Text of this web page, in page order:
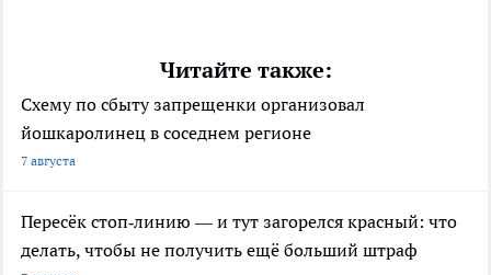
Читайте также:
Схему по сбыту запрещенки организовал
йошкаролинец в соседнем регионе
7 августа
Пересёк стоп‑линию — и тут загорелся красный: что
делать, чтобы не получить ещё больший штраф